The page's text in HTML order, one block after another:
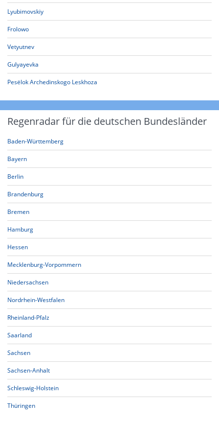
Lyubimovskiy
Frolowo
Vetyutnev
Gulyayevka
Pesëlok Archedinskogo Leskhoza
Regenradar für die deutschen Bundesländer
Baden-Württemberg
Bayern
Berlin
Brandenburg
Bremen
Hamburg
Hessen
Mecklenburg-Vorpommern
Niedersachsen
Nordrhein-Westfalen
Rheinland-Pfalz
Saarland
Sachsen
Sachsen-Anhalt
Schleswig-Holstein
Thüringen